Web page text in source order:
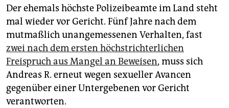
epaper login
Der ehemals höchste Polizeibeamte im Land steht
mal wieder vor Gericht. Fünf Jahre nach dem
mutmaßlich unangemessenen Verhalten, fast
zwei nach dem ersten höchstrichterlichen
Freispruch aus Mangel an Beweisen, muss sich
Andreas R. erneut wegen sexueller Avancen
gegenüber einer Untergebenen vor Gericht
verantworten.